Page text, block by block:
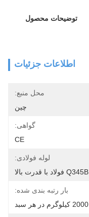
توضیحات محصول
اطلاعات جزئیات
محل منبع:
چین
گواهی:
CE
لوله فولادی:
Q345B فولاد با قدرت بالا
بار رتبه بندی شده:
2000 کیلوگرم در هر سبد